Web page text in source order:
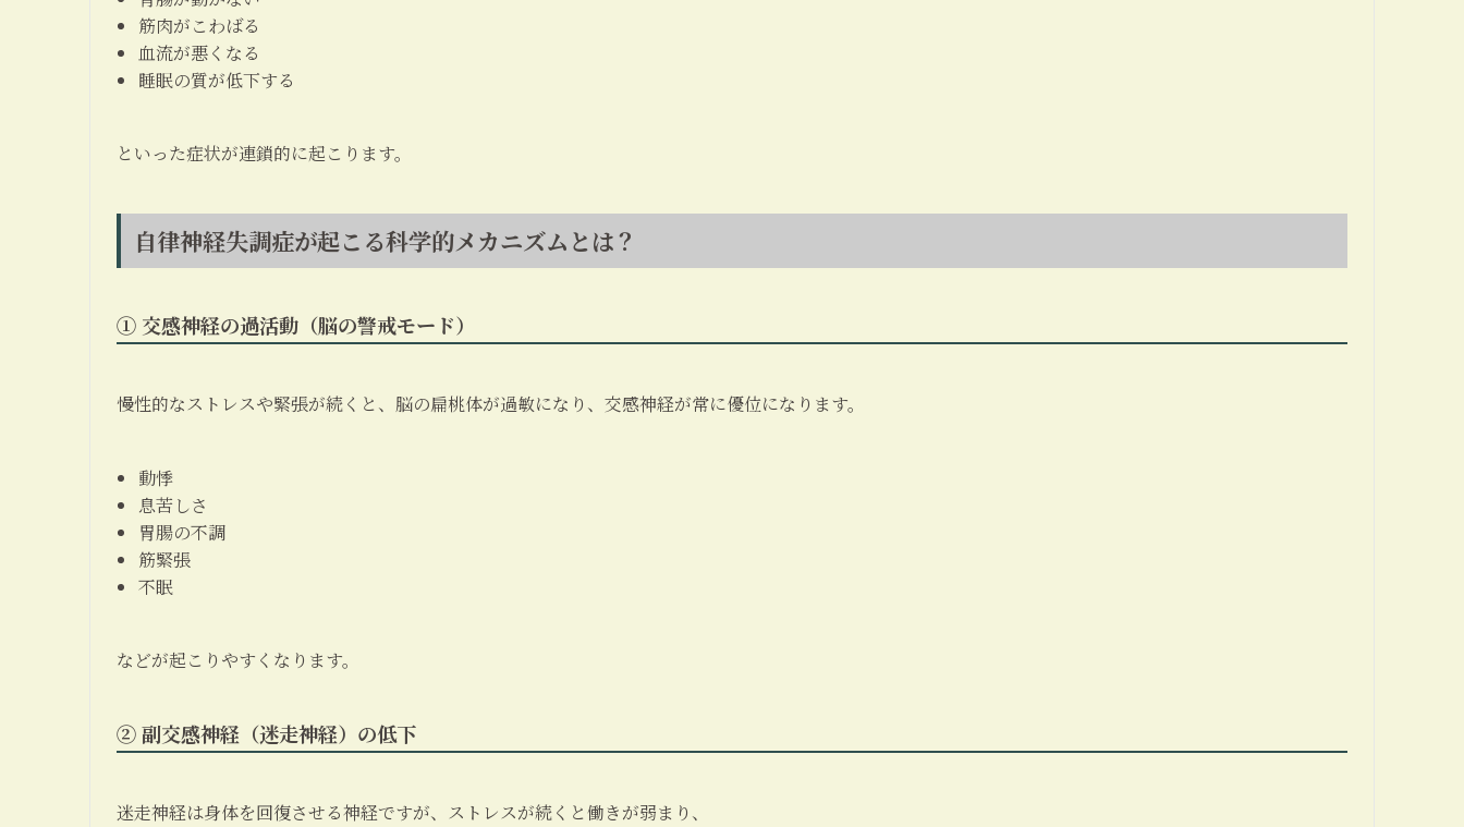
筋肉がこわばる
血流が悪くなる
睡眠の質が低下する
といった症状が連鎖的に起こります。
自律神経失調症が起こる科学的メカニズムとは？
① 交感神経の過活動（脳の警戒モード）
慢性的なストレスや緊張が続くと、脳の扁桃体が過敏になり、交感神経が常に優位になります。
動悸
息苦しさ
胃腸の不調
筋緊張
不眠
などが起こりやすくなります。
② 副交感神経（迷走神経）の低下
迷走神経は身体を回復させる神経ですが、ストレスが続くと働きが弱まり、